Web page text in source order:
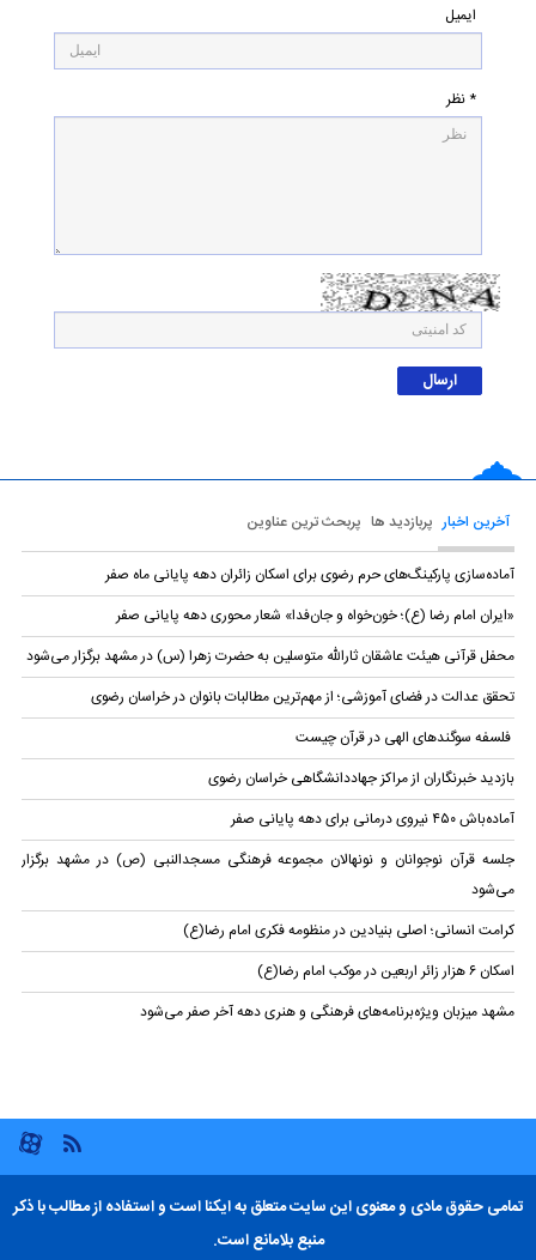
ایمیل
* نظر
آخرین اخبار پربازدید ها پربحث ترین عناوین
آماده‌سازی پارکینگ‌های حرم رضوی برای اسکان زائران دهه پایانی ماه صفر
«ایران امام رضا (ع)؛ خون‌خواه و جان‌فدا» شعار محوری دهه پایانی صفر
محفل قرآنی هیئت عاشقان ثارالله متوسلین به حضرت زهرا (س) در مشهد برگزار می‌شود
تحقق عدالت در فضای آموزشی؛ از مهم‌ترین مطالبات بانوان در خراسان رضوی
فلسفه سوگندهای الهی در قرآن چیست
بازدید خبرنگاران از مراکز جهاددانشگاهی خراسان رضوی
آماده‌باش ۴۵۰ نیروی درمانی برای دهه پایانی صفر
جلسه قرآن نوجوانان و نونهالان مجموعه فرهنگی مسجد‌النبی (ص) در مشهد برگزار
می‌شود
کرامت انسانی؛ اصلی بنیادین در منظومه فکری امام رضا(ع)
اسکان ۶ هزار زائر اربعین در موکب امام رضا(ع)
مشهد میزبان ویژه‌برنامه‌های فرهنگی و هنری دهه آخر صفر می‌شود
تمامی حقوق مادی و معنوی این سایت متعلق به ایکنا است و استفاده از مطالب با ذکر
منبع بلامانع است.